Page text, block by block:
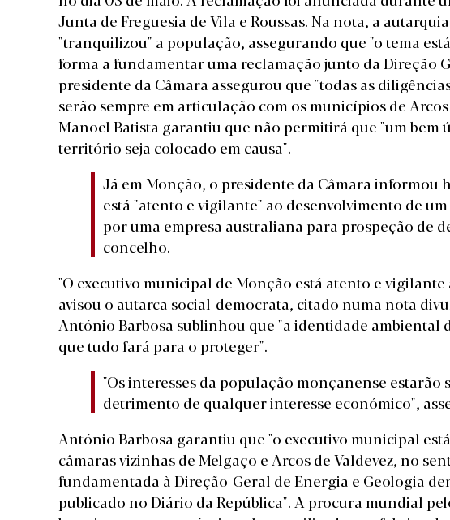
Junta de Freguesia de Vila e Roussas. Na nota, a
"tranquilizou" a população, assegurando que "o tema
forma a fundamentar uma reclamação junto da Direção
presidente da Câmara assegurou que "todas as
serão sempre em articulação com os municípios de
Manoel Batista garantiu que não permitirá que "um bem
território seja colocado em causa".
Já em Monção, o presidente da Câmara informou
está "atento e vigilante" ao desenvolvimento de
por uma empresa australiana para prospeção de
concelho.
"O executivo municipal de Monção está atento e vigilante
avisou o autarca social-democrata, citado numa nota
António Barbosa sublinhou que "a identidade ambiental
que tudo fará para o proteger".
"Os interesses da população monçanense
detrimento de qualquer interesse económico",
António Barbosa garantiu que "o executivo municipal
câmaras vizinhas de Melgaço e Arcos de Valdevez, no
fundamentada à Direção-Geral de Energia e Geologia
publicado no Diário da República". A procura mundial